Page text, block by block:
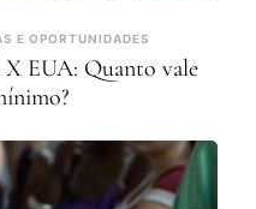
E OPORTUNIDADES
EUA: Quanto vale